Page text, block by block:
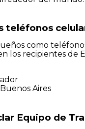
teléfonos
como
los recipientes de
Aires
Equipo de